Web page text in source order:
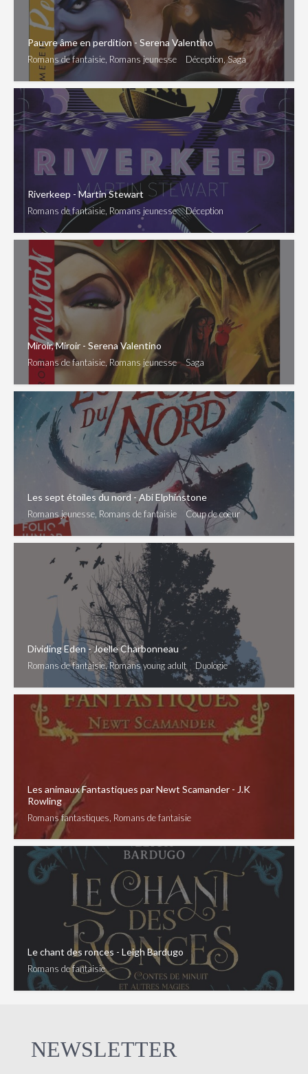
Pauvre âme en perdition - Serena Valentino
Romans de fantaisie, Romans jeunesse Déception, Saga
Riverkeep - Martin Stewart
Romans de fantaisie, Romans jeunesse Déception
Miroir, Miroir - Serena Valentino
Romans de fantaisie, Romans jeunesse Saga
Les sept étoiles du nord - Abi Elphinstone
Romans jeunesse, Romans de fantaisie Coup de coeur
Dividing Eden - Joelle Charbonneau
Romans de fantaisie, Romans young adult Duologie
Les animaux Fantastiques par Newt Scamander - J.K
Rowling
Romans fantastiques, Romans de fantaisie
Le chant des ronces - Leigh Bardugo
Romans de fantaisie
NEWSLETTER